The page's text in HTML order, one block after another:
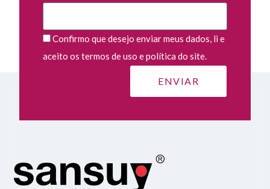
Confirmo que desejo enviar meus dados, li e
aceito os termos de uso e política do site.